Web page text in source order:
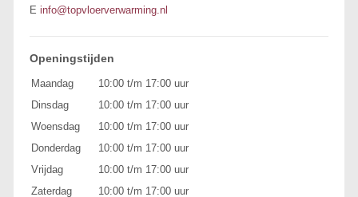
E info@topvloerverwarming.nl
Openingstijden
Maandag
10:00 t/m 17:00 uur
Dinsdag
10:00 t/m 17:00 uur
Woensdag
10:00 t/m 17:00 uur
Donderdag
10:00 t/m 17:00 uur
Vrijdag
10:00 t/m 17:00 uur
Zaterdag
10:00 t/m 17:00 uur